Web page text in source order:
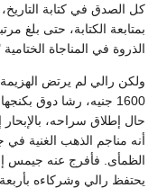
كل الصدق في كتابة
بمتابعة الكتابة، حتى بلغ
الذروة في المناجاة الختامية
حال إطلاق سراحه،
أنه مناجم الذهب الغنية في
الظمأى. فأفرج عنه جيمس
يحتفظ رالي وشركاءه